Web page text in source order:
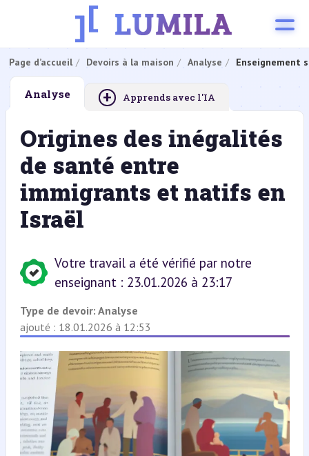
Page d’accueil Devoirs à la maison Analyse Enseignement
Analyse + Apprends avec l'IA
Origines des inégalités
de santé entre
immigrants et natifs en
Israël
Votre travail a été vérifié par notre
enseignant : 23.01.2026 à 23:17
Type de devoir: Analyse
ajouté : 18.01.2026 à 12:53